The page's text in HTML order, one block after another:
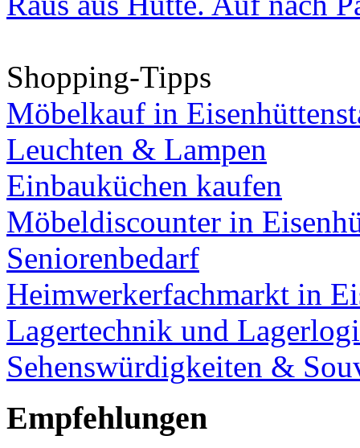
Shopping-Tipps
Möbelkauf in
Leuchten & Lampen
Einbauküchen kaufen
Möbeldiscounter in
Seniorenbedarf
Heimwerkerfachmarkt in
Lagertechnik und
Sehenswürdigkeiten &
Empfehlungen